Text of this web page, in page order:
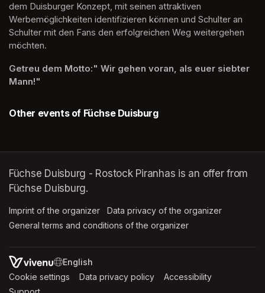
dem Duisburger Konzept, mit seinen attraktiven
Werbemöglichkeiten identifizieren können und Schulter an
Schulter mit den Fans den erfolgreichen Weg weitergehen
möchten.
Getreu dem Motto:" Wir gehen voran, als euer siebter
Mann!"
Other events of Füchse Duisburg
Füchse Duisburg - Rostock Piranhas is an offer from
Füchse Duisburg.
Imprint of the organizer (opens in a new tab)
Data privacy of the organizer
General terms and conditions of the organizer
SWITCH LANGUAGE
Cookie settings (opens in a new tab)
Data privacy policy (opens in a new tab)
Accessibility